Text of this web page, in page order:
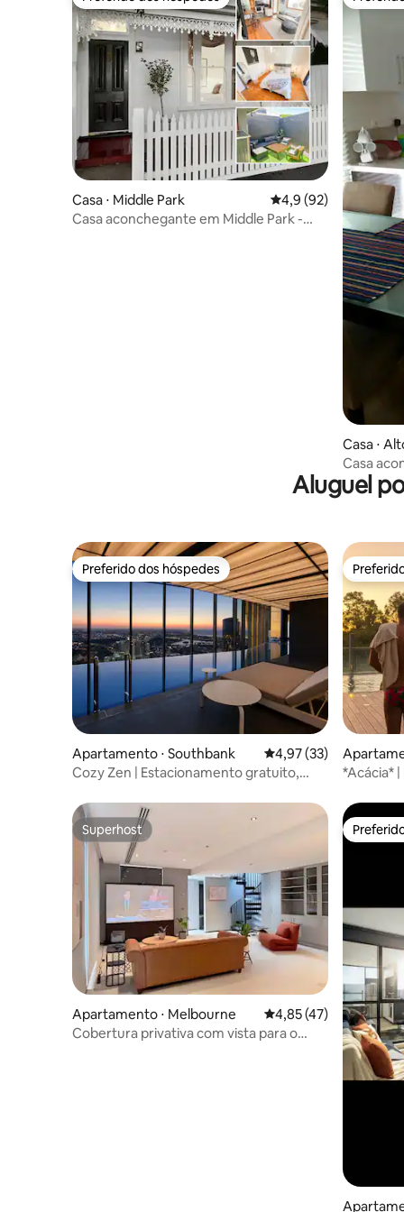
Preferido dos hóspedes
Casa ⋅ Middle Park 4,9 de uma
4,9 (92)
Casa aconchegante em Middle Park -
Casa ⋅
Casa
centro
Aluguel
Preferido dos hóspedes
Preferido dos hóspedes
Apartamento ⋅ Southbank 4,97 de uma
4,97 (33)
Cozy Zen | Estacionamento gratuito,
*Acácia*
Superhost
Superhost
Apartamento ⋅ Melbourne 4,85 de uma
4,85 (47)
Cobertura privativa com vista para o